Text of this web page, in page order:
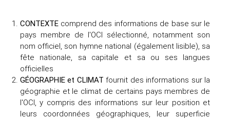
CONTEXTEcomprend des informations de base sur le
pays membre de l'OCI sélectionné, notamment son
nom officiel, son hymne national (également lisible), sa
fête nationale, sa capitale et sa ou ses langues
officielles
GÉOGRAPHIE et CLIMATfournit des informations sur la
géographie et le climat de certains pays membres de
l'OCI, y compris des informations sur leur position et
leurs coordonnées géographiques, leur superficie